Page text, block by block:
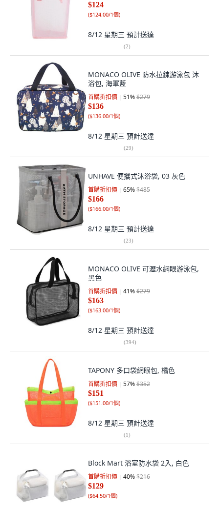
$124
($124.00/1個)
8/12 星期三 預計送達
(2)
MONACO OLIVE 防水拉鍊游泳包 沐
浴包, 海軍藍
首購折扣價 51%$279
$136
($136.00/1個)
8/12 星期三 預計送達
(29)
UNHAVE 便攜式沐浴袋, 03 灰色
首購折扣價 65%$485
$166
($166.00/1個)
8/12 星期三 預計送達
(23)
MONACO OLIVE 可瀝水網眼游泳包,
黑色
首購折扣價 41%$279
$163
($163.00/1個)
8/12 星期三 預計送達
(394)
TAPONY 多口袋網眼包, 橘色
首購折扣價 57%$352
$151
($151.00/1個)
8/12 星期三 預計送達
(1)
Block Mart 浴室防水袋 2入, 白色
首購折扣價 40%$216
$129
($64.50/1個)